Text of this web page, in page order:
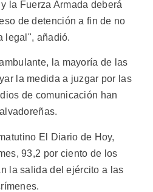
la Fuerza Armada deberá
de detención a fin de no
legal", añadió.
la mayoría de las
la medida a juzgar por las
de comunicación han
El Diario de Hoy,
93,2 por ciento de los
la salida del ejército a las